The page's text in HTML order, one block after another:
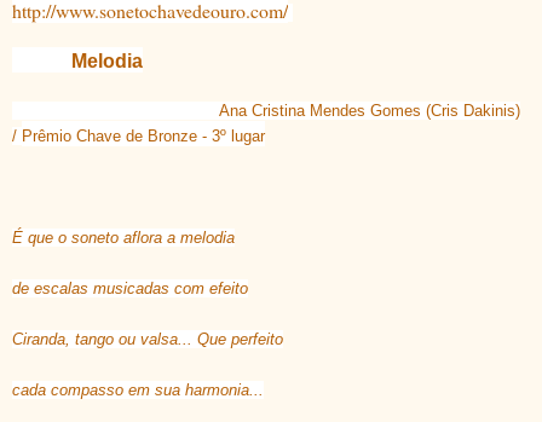
http://www.sonetochavedeouro.com/
Melodia
Ana Cristina Mendes Gomes (Cris Dakinis)
/ Prêmio Chave de Bronze - 3º lugar
É que o soneto aflora a melodia
de escalas musicadas com efeito
Ciranda, tango ou valsa... Que perfeito
cada compasso em sua harmonia...